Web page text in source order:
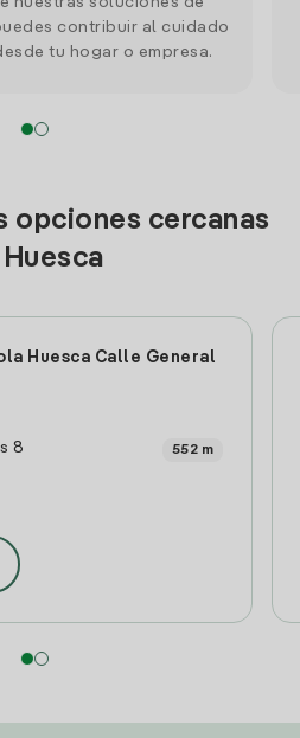
contribuir al cuidado
tu hogar o empresa.
opciones cercanas
Huesca
Huesca Calle General
8
552 m